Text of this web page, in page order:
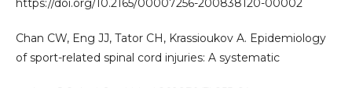
https://doi.org/10.2165/00007256-200838120-00002
Chan CW, Eng JJ, Tator CH, Krassioukov A. Epidemiology
of sport-related spinal cord injuries: A systematic